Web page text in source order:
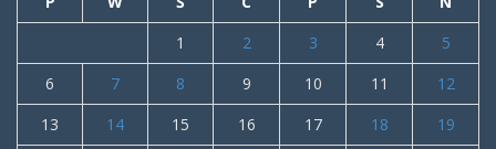
1
2 3 4
5
6
7 8 9 10 11
12
13
14 15 16 17 18
19